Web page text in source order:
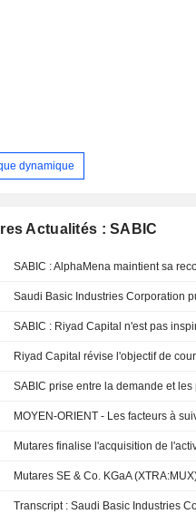
dynamique
Actualités : SABIC
SABIC : AlphaMena maintient sa
SABIC : Riyad Capital n'est pas
SABIC prise entre la demande et
MOYEN-ORIENT - Les facteurs à